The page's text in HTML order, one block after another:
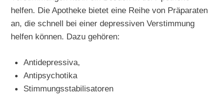
helfen. Die Apotheke bietet eine Reihe von Präparaten
an, die schnell bei einer depressiven Verstimmung
helfen können. Dazu gehören:
Antidepressiva,
Antipsychotika
Stimmungsstabilisatoren